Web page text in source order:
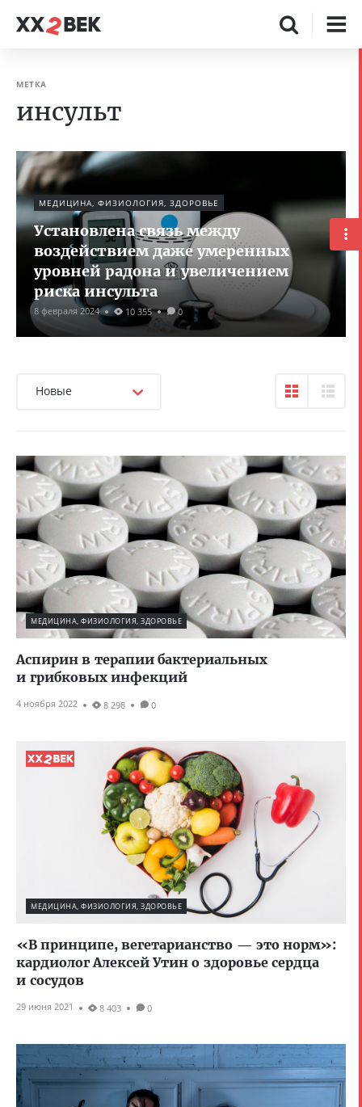
МЕТКА
инсульт
МЕДИЦИНА, ФИЗИОЛОГИЯ, ЗДОРОВЬЕ
Установлена связь между
воздействием даже умеренных
уровней радона и увеличением
риска инсульта
8 февраля 2024 10 355 0
Новые
МЕДИЦИНА, ФИЗИОЛОГИЯ, ЗДОРОВЬЕ
Аспирин в терапии бактериальных
и грибковых инфекций
4 ноября 2022 8 298 0
МЕДИЦИНА, ФИЗИОЛОГИЯ, ЗДОРОВЬЕ
«В принципе, вегетарианство — это норм»:
кардиолог Алексей Утин о здоровье сердца
и сосудов
29 июня 2021 8 403 0